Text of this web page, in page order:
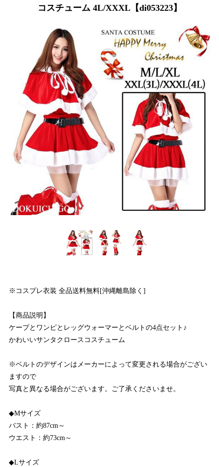
コスチューム 4L/XXXL【di053223】
※コスプレ衣装 全品送料無料[沖縄離島除く]
【商品説明】
ケープとワンピとレッグウォーマーとベルトの4点セット♪
かわいいサンタクロースコスチューム
※ベルトのデザインはメーカーによって変更される場合がござい
ますので
写真と異なる場合がございます。ご了承くださいませ。
◆Mサイズ
バスト：約87cm～
ウエスト：約73cm～
◆Lサイズ